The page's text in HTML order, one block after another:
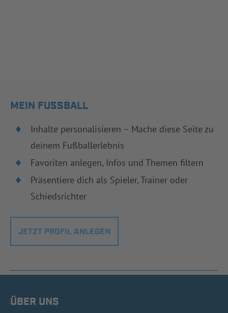
MEIN FUSSBALL
Inhalte personalisieren – Mache diese Seite zu
deinem Fußballerlebnis
Favoriten anlegen, Infos und Themen filtern
Präsentiere dich als Spieler, Trainer oder
Schiedsrichter
JETZT PROFIL ANLEGEN
ÜBER UNS